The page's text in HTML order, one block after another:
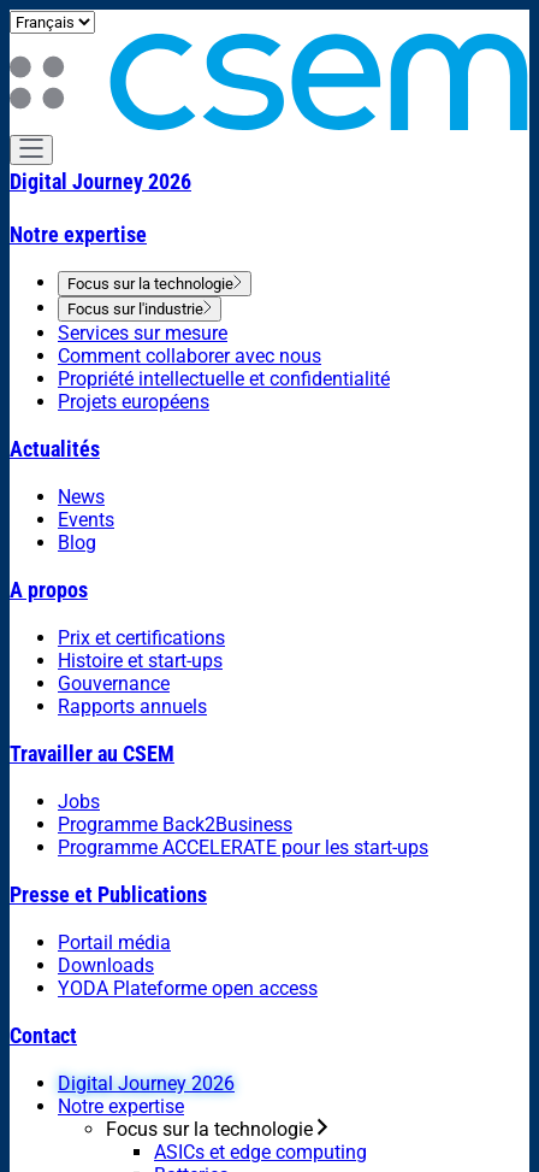
Digital Journey 2026
Notre expertise
Focus sur la technologie
Focus sur l'industrie
Services sur mesure
Comment collaborer avec nous
Propriété intellectuelle et confidentialité
Projets européens
Actualités
News
Events
Blog
A propos
Prix et certifications
Histoire et start-ups
Gouvernance
Rapports annuels
Travailler au CSEM
Jobs
Programme Back2Business
Programme ACCELERATE pour les start-ups
Presse et Publications
Portail média
Downloads
YODA Plateforme open access
Contact
Digital Journey 2026
Notre expertise
Focus sur la technologie
ASICs et edge computing